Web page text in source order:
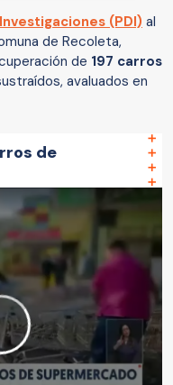
(PDI) al
de Recoleta,
de 197 carros
avaluados en
de